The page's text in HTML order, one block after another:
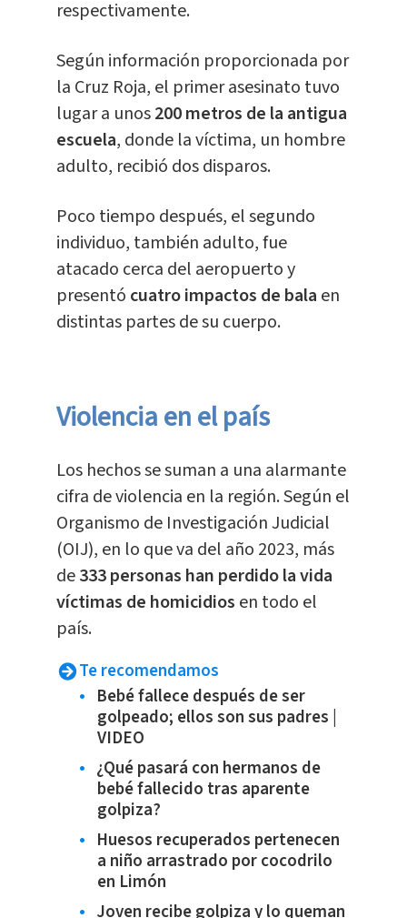
respectivamente.
Según información proporcionada por
la Cruz Roja, el primer asesinato tuvo
lugar a unos200 metros de la antigua
escuela, donde la víctima, un hombre
adulto, recibió dos disparos.
Poco tiempo después, el segundo
individuo, también adulto, fue
atacado cerca del aeropuerto y
presentó cuatro impactos de bala en
distintas partes de su cuerpo.
Violencia en el país
Los hechos se suman a una alarmante
cifra de violencia en la región. Según el
Organismo de Investigación Judicial
(OIJ), en lo que va del año 2023, más
de333 personas han perdido la vida
víctimas de homicidios en todo el
país.
Te recomendamos
Bebé fallece después de ser
golpeado; ellos son sus padres |
VIDEO
¿Qué pasará con hermanos de
bebé fallecido tras aparente
golpiza?
Huesos recuperados pertenecen
a niño arrastrado por cocodrilo
en Limón
Joven recibe golpiza y lo queman